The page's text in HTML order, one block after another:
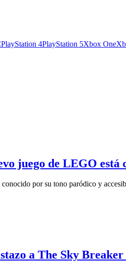
PlayStation 4PlayStation 5Xbox One
juego de LEGO está
por su tono paródico y
a The Sky